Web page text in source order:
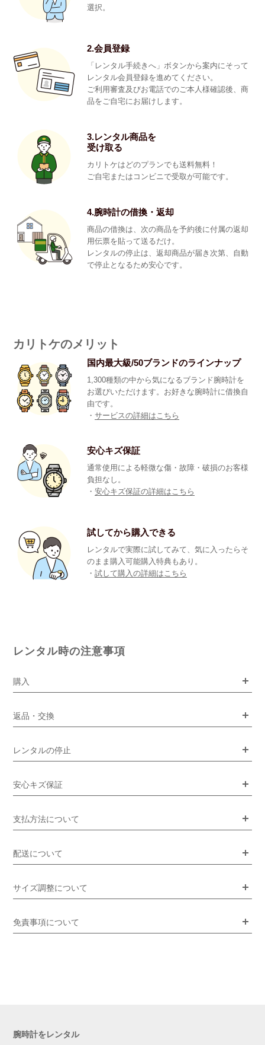
選択。
2.会員登録
「レンタル手続きへ」ボタンから案内にそって
レンタル会員登録を進めてください。
ご利用審査及びお電話でのご本人様確認後、商
品をご自宅にお届けします。
3.レンタル商品を
受け取る
カリトケはどのプランでも送料無料！
ご自宅またはコンビニで受取が可能です。
4.腕時計の借換・返却
商品の借換は、次の商品を予約後に付属の返却
用伝票を貼って送るだけ。
レンタルの停止は、返却商品が届き次第、自動
で停止となるため安心です。
カリトケのメリット
国内最大級/50ブランドのラインナップ
1,300種類の中から気になるブランド腕時計を
お選びいただけます。お好きな腕時計に借換自
由です。
・サービスの詳細はこちら
安心キズ保証
通常使用による軽微な傷・故障・破損のお客様
負担なし。
・安心キズ保証の詳細はこちら
試してから購入できる
レンタルで実際に試してみて、気に入ったらそ
のまま購入可能購入特典もあり。
・試して購入の詳細はこちら
レンタル時の注意事項
購入
返品・交換
レンタルの停止
安心キズ保証
支払方法について
配送について
サイズ調整について
免責事項について
腕時計をレンタル